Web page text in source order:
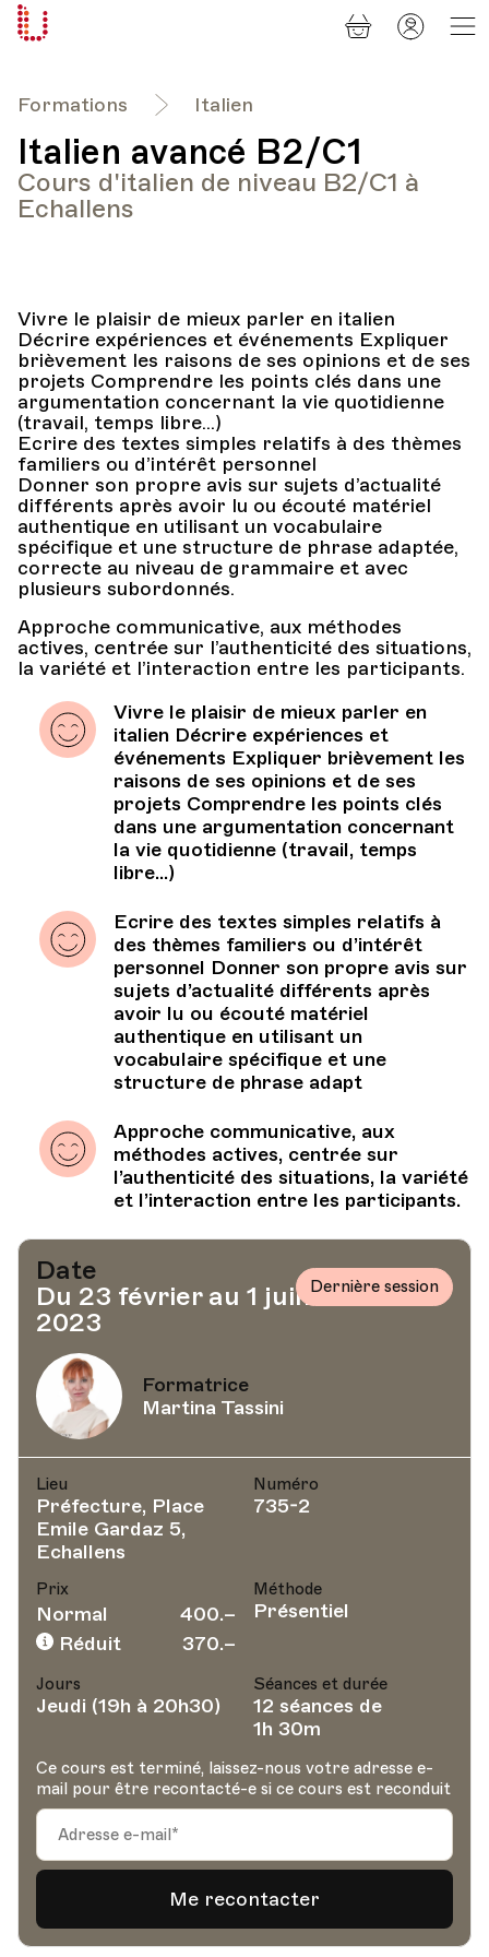
Formations Italien
Italien avancé B2/C1
Cours d'italien de niveau B2/C1 à
Echallens
Vivre le plaisir de mieux parler en italien
Décrire expériences et événements Expliquer
brièvement les raisons de ses opinions et de ses
projets Comprendre les points clés dans une
argumentation concernant la vie quotidienne
(travail, temps libre...)
Ecrire des textes simples relatifs à des thèmes
familiers ou d’intérêt personnel
Donner son propre avis sur sujets d’actualité
différents après avoir lu ou écouté matériel
authentique en utilisant un vocabulaire
spécifique et une structure de phrase adaptée,
correcte au niveau de grammaire et avec
plusieurs subordonnés.
Approche communicative, aux méthodes
actives, centrée sur l’authenticité des situations,
la variété et l’interaction entre les participants.
Vivre le plaisir de mieux parler en
italien Décrire expériences et
événements Expliquer brièvement les
raisons de ses opinions et de ses
projets Comprendre les points clés
dans une argumentation concernant
la vie quotidienne (travail, temps
libre...)
Ecrire des textes simples relatifs à
des thèmes familiers ou d’intérêt
personnel Donner son propre avis sur
sujets d’actualité différents après
avoir lu ou écouté matériel
authentique en utilisant un
vocabulaire spécifique et une
structure de phrase adapt
Approche communicative, aux
méthodes actives, centrée sur
l’authenticité des situations, la variété
et l’interaction entre les participants.
Date
Du 23 février au 1 juin
2023
Dernière session
Formatrice
Martina Tassini
Lieu
Préfecture, Place
Emile Gardaz 5,
Echallens
Numéro
735-2
Prix
Normal
400.–
Réduit
370.–
Méthode
Présentiel
Jours
Jeudi (19h à 20h30)
Séances et durée
12 séances de
1h 30m
Ce cours est terminé, laissez-nous votre adresse e-
mail pour être recontacté-e si ce cours est reconduit
Panier
Mon